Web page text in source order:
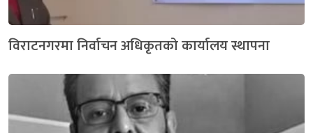
विराटनगरमा निर्वाचन अधिकृतको कार्यालय स्थापना